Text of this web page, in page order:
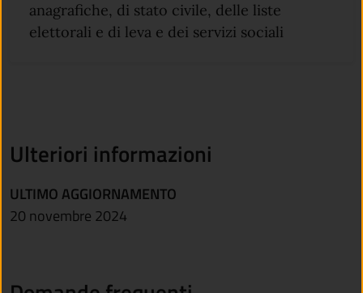
anagrafiche, di stato civile, delle liste
elettorali e di leva e dei servizi sociali
Ulteriori informazioni
ULTIMO AGGIORNAMENTO
20 novembre 2024